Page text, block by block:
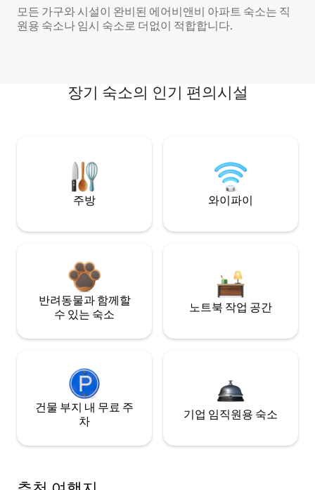
모든 가구와 시설이 완비된 에어비앤비 아파트 숙소는 직
원용 숙소나 임시 숙소로 더없이 적합합니다.
장기 숙소의 인기 편의시설
주방 와이파이
반려동물과 함께할
수 있는 숙소
노트북 작업 공간
건물 부지 내 무료 주
차
기업 임직원용 숙소